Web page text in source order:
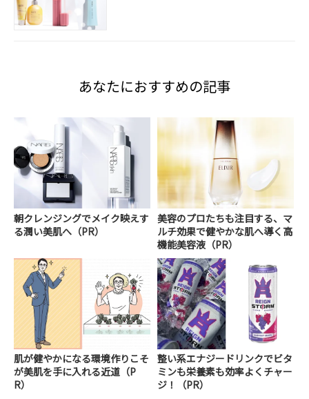
あなたにおすすめの記事
朝クレンジングでメイク映えす
る潤い美肌へ（PR）
美容のプロたちも注目する、マ
ルチ効果で健やかな肌へ導く高
機能美容液（PR）
肌が健やかになる環境作りこそ
が美肌を手に入れる近道（P
R）
整い系エナジードリンクでビタ
ミンも栄養素も効率よくチャー
ジ！（PR）